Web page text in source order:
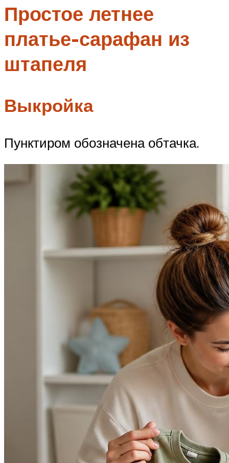
Простое летнее
платье-сарафан из
штапеля
Выкройка
Пунктиром обозначена обтачка.